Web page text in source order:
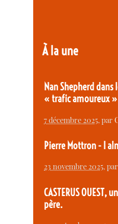
À la une
Nan Shepherd
« trafic amoureux »
7 décembre 2025, par
Pierre Mottron - I
23 novembre 2025,
CASTERUS OUEST,
père.